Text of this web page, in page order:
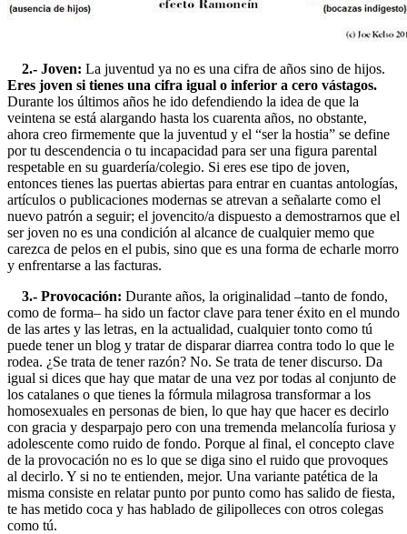
2.- Joven: La juventud ya no es una cifra de años sino de hijos.
Eres joven si tienes una cifra igual o inferior a cero vástagos.
Durante los últimos años he ido defendiendo la idea de que la
veintena se está alargando hasta los cuarenta años, no obstante,
ahora creo firmemente que la juventud y el “ser la hostia” se define
por tu descendencia o tu incapacidad para ser una figura parental
respetable en su guardería/colegio. Si eres ese tipo de joven,
entonces tienes las puertas abiertas para entrar en cuantas antologías,
artículos o publicaciones modernas se atrevan a señalarte como el
nuevo patrón a seguir; el jovencito/a dispuesto a demostrarnos que el
ser joven no es una condición al alcance de cualquier memo que
carezca de pelos en el pubis, sino que es una forma de echarle morro
y enfrentarse a las facturas.
3.- Provocación: Durante años, la originalidad –tanto de fondo,
como de forma– ha sido un factor clave para tener éxito en el mundo
de las artes y las letras, en la actualidad, cualquier tonto como tú
puede tener un blog y tratar de disparar diarrea contra todo lo que le
rodea. ¿Se trata de tener razón? No. Se trata de tener discurso. Da
igual si dices que hay que matar de una vez por todas al conjunto de
los catalanes o que tienes la fórmula milagrosa transformar a los
homosexuales en personas de bien, lo que hay que hacer es decirlo
con gracia y desparpajo pero con una tremenda melancolía furiosa y
adolescente como ruido de fondo. Porque al final, el concepto clave
de la provocación no es lo que se diga sino el ruido que provoques
al decirlo. Y si no te entienden, mejor. Una variante patética de la
misma consiste en relatar punto por punto como has salido de fiesta,
te has metido coca y has hablado de gilipolleces con otros colegas
como tú.